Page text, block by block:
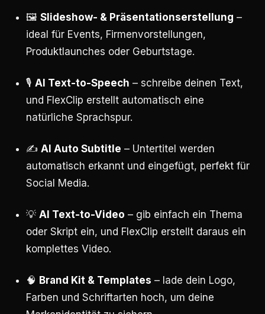
🖼️ Slideshow- & Präsentationserstellung –
ideal für Events, Firmenvorstellungen,
Produktlaunches oder Geburtstage.
🎙️ AI Text-to-Speech – schreibe deinen Text,
und FlexClip erstellt automatisch eine
natürliche Sprachspur.
✍️ AI Auto Subtitle – Untertitel werden
automatisch erkannt und eingefügt, perfekt für
Social Media.
💡 AI Text-to-Video – gib einfach ein Thema
oder Skript ein, und FlexClip erstellt daraus ein
komplettes Video.
🧠 Brand Kit & Templates – lade dein Logo,
Farben und Schriftarten hoch, um deine